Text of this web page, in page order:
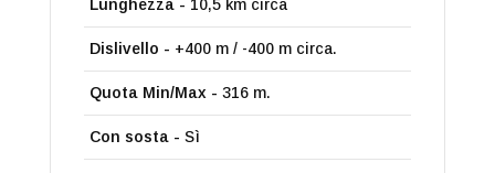
Lunghezza - 10,5 km circa
Dislivello - +400 m / -400 m circa.
Quota Min/Max - 316 m.
Con sosta - Sì